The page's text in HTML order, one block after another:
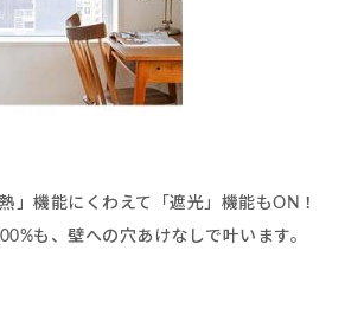
」機能にくわえて「遮光」機能もON！
も、壁への穴あけなしで叶います。